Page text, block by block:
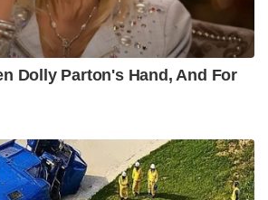
വ്യാപനം ആയുധം കൈമാറൽ
നീട്ടുമെന്നതിനാൽ എസ്-400
ഉറപ്പായിട്ടില്ല.
ഈ അനിശ്ചിതത്വം